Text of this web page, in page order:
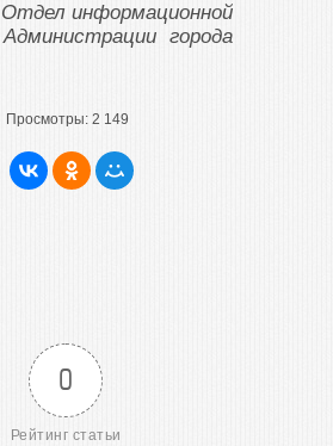
информационной
города
Просмотры: 2 149
0
Рейтинг статьи